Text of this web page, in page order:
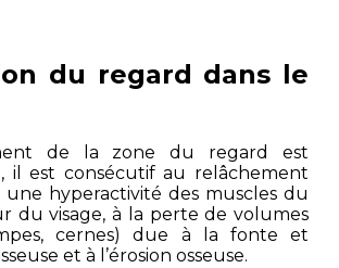
du regard dans le
de la zone du regard est
il est consécutif au relâchement
hyperactivité des muscles du
du visage, à la perte de volumes
cernes) due à la fonte et
et à l’érosion osseuse.